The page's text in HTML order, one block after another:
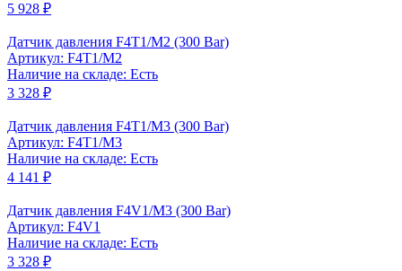
5 928 ₽
Датчик давления F4T1/M2 (300 Bar)
Артикул: F4T1/M2
Наличие на складе: Есть
3 328 ₽
Датчик давления F4T1/M3 (300 Bar)
Артикул: F4T1/M3
Наличие на складе: Есть
4 141 ₽
Датчик давления F4V1/M3 (300 Bar)
Артикул: F4V1
Наличие на складе: Есть
3 328 ₽